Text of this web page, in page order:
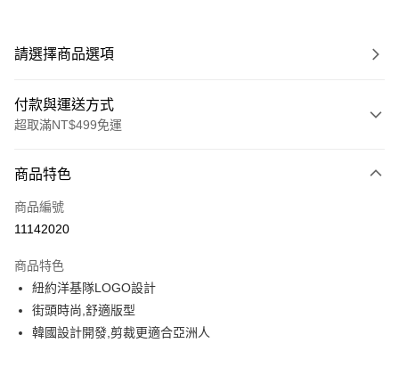
請選擇商品選項
付款與運送方式
超取滿NT$499免運
信用卡一次付款
超商取貨付款
Apple Pay
街口支付
商品特色
商品編號
11142020
商品特色
紐約洋基隊LOGO設計
街頭時尚,舒適版型
韓國設計開發,剪裁更適合亞洲人